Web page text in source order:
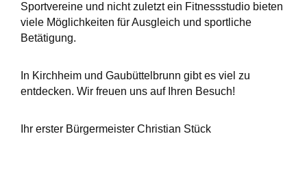
Sportvereine und nicht zuletzt ein Fitnessstudio bieten
viele Möglichkeiten für Ausgleich und sportliche
Betätigung.
In Kirchheim und Gaubüttelbrunn gibt es viel zu
entdecken. Wir freuen uns auf Ihren Besuch!
Ihr erster Bürgermeister Christian Stück